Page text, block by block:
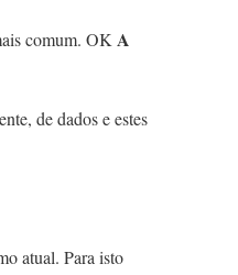
comum. OK A
de dados e estes
atual. Para isto